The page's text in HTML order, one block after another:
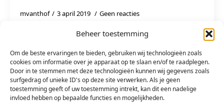
Beheer toestemming
Om de beste ervaringen te bieden, gebruiken wij technologieën zoals
cookies om informatie over je apparaat op te slaan en/of te raadplegen.
Door in te stemmen met deze technologieën kunnen wij gegevens zoals
surfgedrag of unieke ID's op deze site verwerken. Als je geen
toestemming geeft of uw toestemming intrekt, kan dit een nadelige
invloed hebben op bepaalde functies en mogelijkheden.
mvanthof 3 april 2019 Geen reacties
Op 5 april gaat er een nieuwe expositie van start van
de volgende 12 kunstwerken die ingezonden zijn en
zijn geselecteerd door de jury in het kader van de
“Lage…
Read more